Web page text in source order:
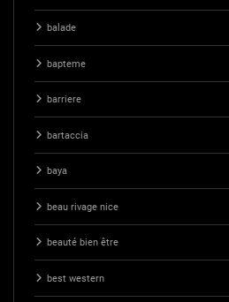
balade
bapteme
barriere
bartaccia
baya
beau rivage nice
beauté bien être
best western